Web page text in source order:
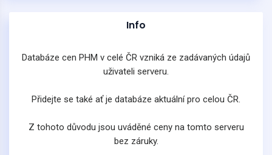
Info
Databáze cen PHM v celé ČR vzniká ze zadávaných údajů
uživateli serveru.
Přidejte se také ať je databáze aktuální pro celou ČR.
Z tohoto důvodu jsou uváděné ceny na tomto serveru
bez záruky.